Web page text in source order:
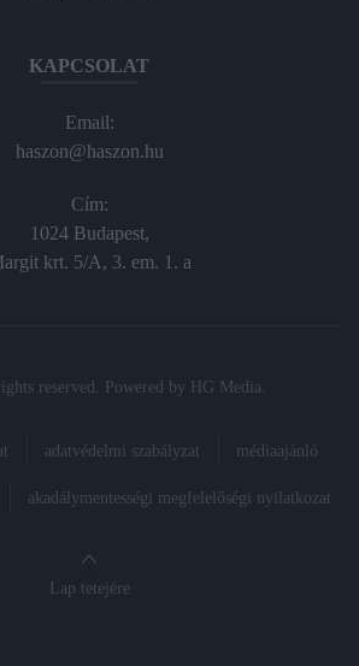
KAPCSOLAT
Email:
haszon@haszon.hu
Cím:
1024 Budapest,
krt. 5/A, 3. em. 1. a
reserved. Powered by HG Media
adatvédelmi szabályzat médiaajánló
akadálymentességi megfelelőségi nyilatkozat
Lap tetejére